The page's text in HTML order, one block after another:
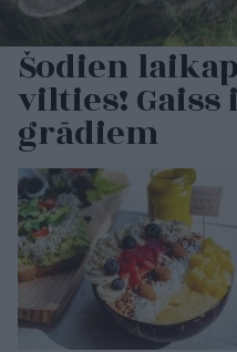
Šodien
vilties! Gaiss
grādiem